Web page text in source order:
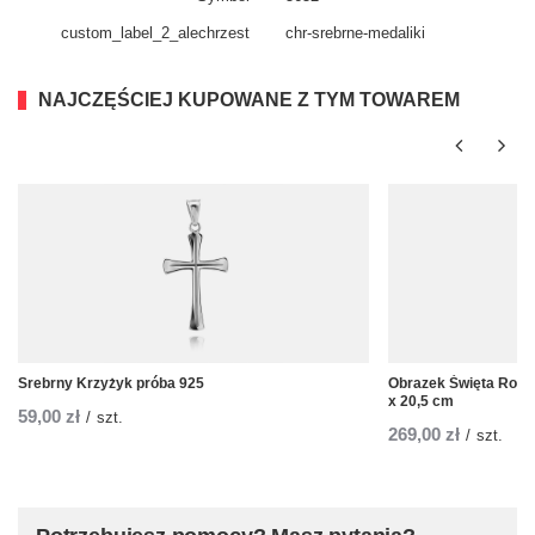
custom_​label_​2_alechrzest chr-srebrne-medaliki
NAJCZĘŚCIEJ KUPOWANE Z TYM TOWAREM
Srebrny Krzyżyk próba 925
59,00 zł / szt.
Obrazek Święta
x 20,5 cm
269,00 zł / szt.